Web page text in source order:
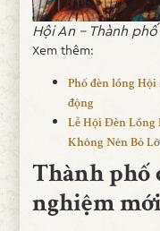
Hội An – Thành
Xem thêm:
Phố đèn lồng
động
Lễ Hội Đèn Lồng
Không Nên Bỏ Lỡ
Thành phố
nghiệm